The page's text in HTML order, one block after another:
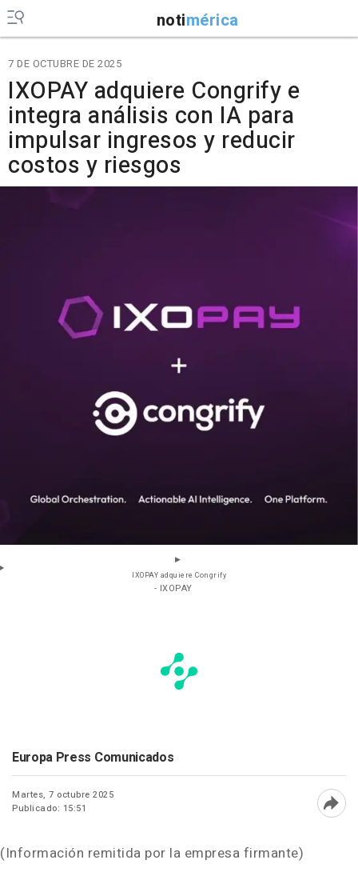
notimérica
7 DE OCTUBRE DE 2025
IXOPAY adquiere Congrify e
integra análisis con IA para
impulsar ingresos y reducir
costos y riesgos
IXOPAY adquiere Congrify
- IXOPAY
Europa Press Comunicados
Martes, 7 octubre 2025
Publicado: 15:51
(Información remitida por la empresa firmante)